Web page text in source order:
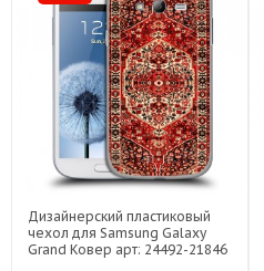
Дизайнерский пластиковый
чехол для Samsung Galaxy
Grand Ковер арт: 24492-21846